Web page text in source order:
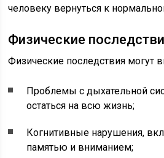
человеку вернуться к
Физические
Физические последствия могут
Проблемы с дыхательной
остаться на всю жизнь;
Когнитивные нарушения,
памятью и вниманием;